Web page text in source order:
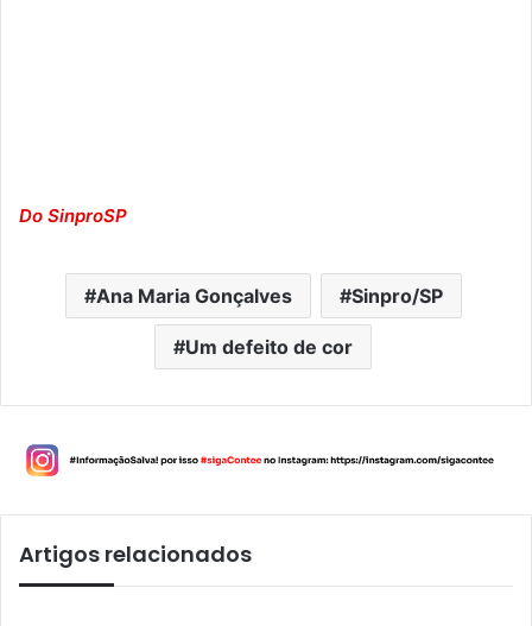
Do SinproSP
Ana Maria Gonçalves Sinpro/SP
Um defeito de cor
Artigos relacionados